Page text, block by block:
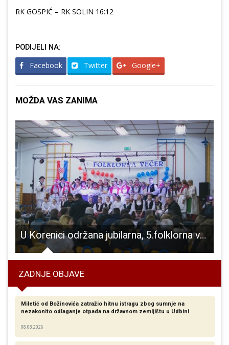
RK GOSPIĆ – RK SOLIN 16:12
PODIJELI NA:
Facebook Twitter Google+
MOŽDA VAS ZANIMA
U Korenici održana jubilarna, 5.folklorna večer
ZADNJE OBJAVE
Miletić od Božinovića zatražio hitnu istragu zbog sumnje na
nezakonito odlaganje otpada na državnom zemljištu u Udbini
08.08.2026